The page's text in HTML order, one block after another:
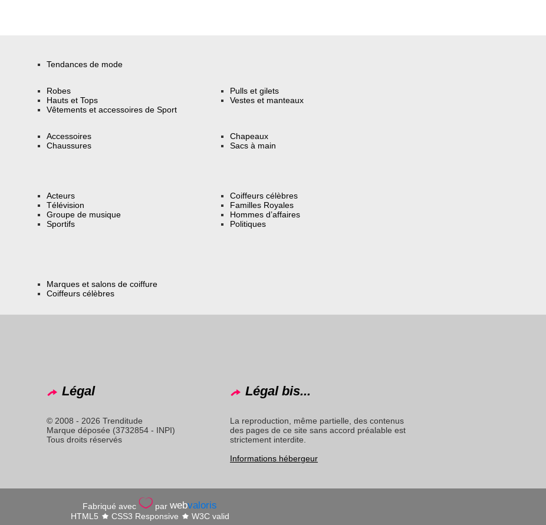
Tendances de mode
Robes
Hauts et Tops
Vêtements et accessoires de Sport
Pulls et gilets
Vestes et manteaux
Accessoires
Chaussures
Chapeaux
Sacs à main
Acteurs
Télévision
Groupe de musique
Sportifs
Coiffeurs célèbres
Familles Royales
Hommes d’affaires
Politiques
Marques et salons de coiffure
Coiffeurs célèbres
Légal
© 2008 - 2026 Trenditude
Marque déposée (3732854 - INPI)
Tous droits réservés
Légal bis...
La reproduction, même partielle, des contenus
des pages de ce site sans accord préalable est
strictement interdite.
Informations hébergeur
Fabriqué avec par webvaloris
HTML5 CSS3 Responsive W3C valid